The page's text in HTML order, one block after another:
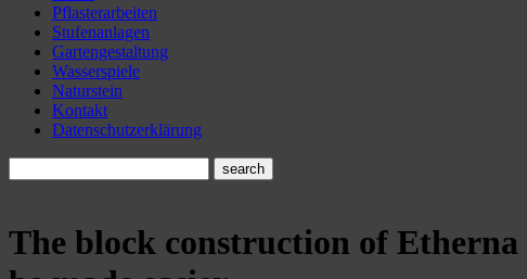
Pflasterarbeiten
Stufenanlagen
Gartengestaltung
Wasserspiele
Naturstein
Kontakt
Datenschutzerklärung
The block construction of Etherna